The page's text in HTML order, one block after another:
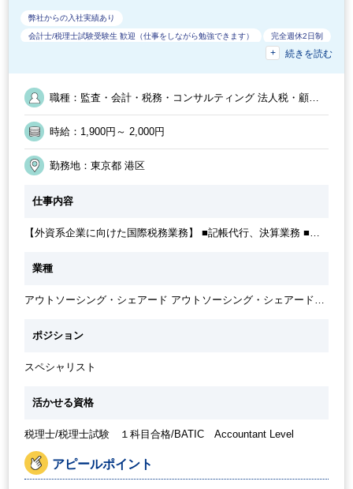
弊社からの入社実績あり
会計士/税理士試験受験生 歓迎（仕事をしながら勉強できます） 完全週休2日制
経験必須
主婦（ママ）・主夫歓迎 ベンチャー企業 業界知識・専門用語等のOJT
電話応対なし
ブランクOK
駅直結 派遣スタッフ活躍中 外資系企業
駅から徒歩5分以内 オフィスが禁煙
経理主担当
続きを読む
職種：監査・会計・税務・コンサルティング 法人税・顧問
業務（税務） ／ 監査・会計・税務・コンサルティング 国際
税務（税務） ／ 監査・会計・税務・コンサルティング アウ
トソーシング・記帳代行
時給：1,900円～ 2,000円
勤務地：東京都 港区
仕事内容
【外資系企業に向けた国際税務業務】 ■記帳代行、決算業務 ■税
ョンの調整 ■各種税務アドバイザリー業務（国内税務及び国際税
務） ■パートナー、マネージャーのサポート ■その他付随する業
業種
アウトソーシング・シェアード アウトソーシング・シェアードサ
ポジション
スペシャリスト
活かせる資格
税理士/税理士試験 １科目合格/BATIC Accountant Level
アピールポイント